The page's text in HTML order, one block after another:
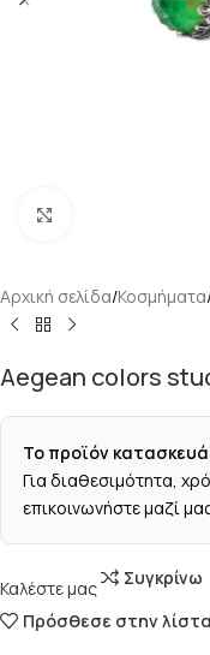
Αρχική σελίδα Κοσμήματα
Aegean colors
Το προϊόν
Για διαθεσιμότητα,
επικοινωνήστε μαζί
Καλέστε μας
Συγκρίνω
Πρόσθεσε στην